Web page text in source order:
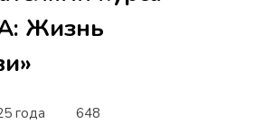
Жизнь
года 648